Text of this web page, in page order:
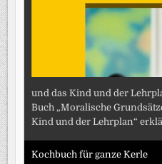
und das Kind und der
Buch „Moralische
Kind und der Lehrplan“
Kochbuch für ganze Kerle